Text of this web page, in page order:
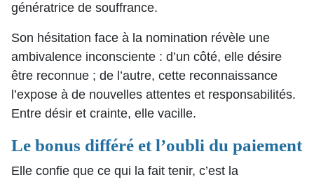
génératrice de souffrance.
Son hésitation face à la nomination révèle une
ambivalence inconsciente : d’un côté, elle désire
être reconnue ; de l’autre, cette reconnaissance
l’expose à de nouvelles attentes et responsabilités.
Entre désir et crainte, elle vacille.
Le bonus différé et l’oubli du paiement
Elle confie que ce qui la fait tenir, c’est la